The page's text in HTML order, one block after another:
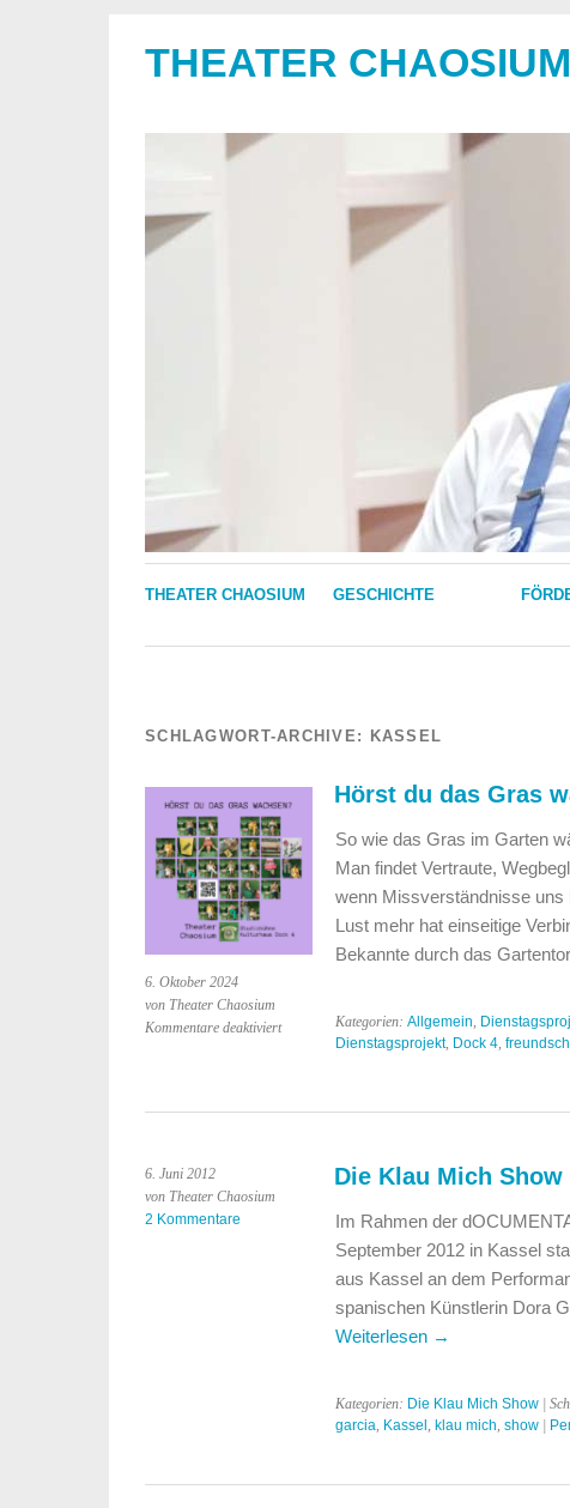
THEATER CHAOSIUM
THEATER CHAOSIUM GESCHICHTE
SCHLAGWORT-ARCHIVE: KASSEL
6. Oktober 2024
von Theater Chaosium
Kommentare deaktiviertfür
Gras
Hörst du das Gras
So wie das Gras im Garten
Man findet Vertraute,
wenn Missverständnisse uns
Lust mehr hat einseitige
Bekannte durch das
Kategorien: Allgemein,
Dienstagsprojekt, Dock 4,
6. Juni 2012
von Theater Chaosium
2 Kommentare
Die Klau Mich Show
Im Rahmen der
September 2012 in Kassel
aus Kassel an dem
spanischen Künstlerin Dora
Weiterlesen →
Kategorien: Die Klau Mich Show|
garcia, Kassel , klau mich, show|